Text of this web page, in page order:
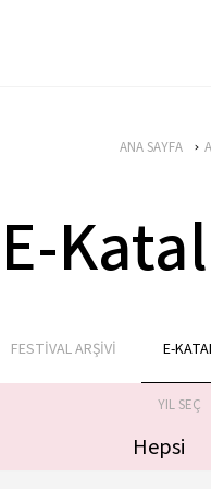
ANA SAYFA
E-
FESTİVAL ARŞİVİ E-
YIL SEÇ